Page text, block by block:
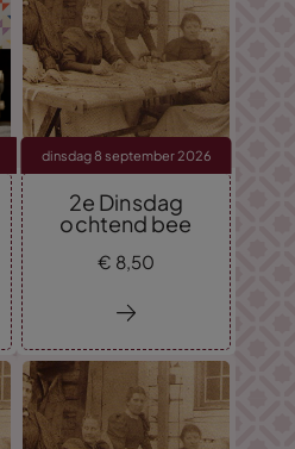
dinsdag 8 september 2026
2e Dinsdag
ochtend bee
€ 8, 50